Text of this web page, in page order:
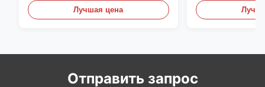
износоустойчивыми
полиэтиленовыми покрытыми
Лучшая цена
Отправить запрос